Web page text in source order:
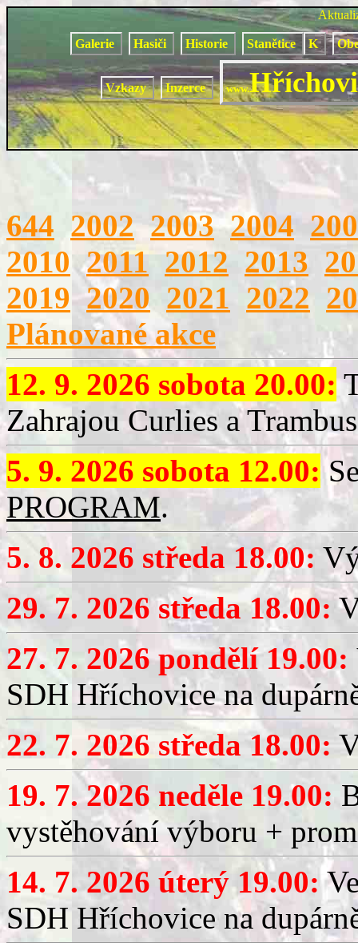
Galerie Hasiči Historie Stanětice K
Vzkazy Inzerce www.
644 2002 2003 2004
2010 2011 2012 2013
2019 2020 2021 2022
Plánované akce
12. 9. 2026 sobota 20.00:
Zahrajou Curlies a
5. 9. 2026 sobota 12.00:
PROGRAM.
5. 8. 2026 středa 18.00:
29. 7. 2026 středa 18.00:
27. 7. 2026 pondělí 19.00:
SDH Hříchovice na
22. 7. 2026 středa 18.00:
19. 7. 2026 neděle 19.00:
vystěhování výboru +
14. 7. 2026 úterý 19.00:
SDH Hříchovice na